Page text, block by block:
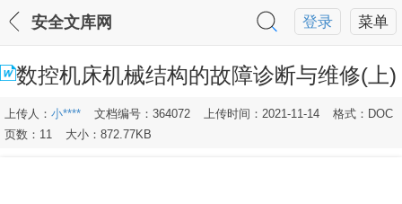
菜单
登录
安全文库网
数控机床机械结构的故障诊断与维修(上)
上传人： 小**** 文档编号：364072 上传时间：2021-11-14
格式：DOC
页数：11
大小：872.77KB